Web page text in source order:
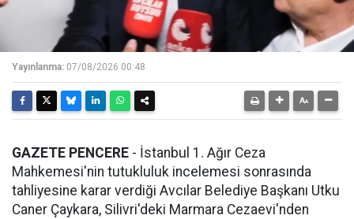
Yayınlanma: 07/08/2026 00:48
GAZETE PENCERE - İstanbul 1. Ağır Ceza
Mahkemesi'nin tutukluluk incelemesi sonrasında
tahliyesine karar verdiği Avcılar Belediye Başkanı Utku
Caner Çaykara, Silivri'deki Marmara Cezaevi'nden